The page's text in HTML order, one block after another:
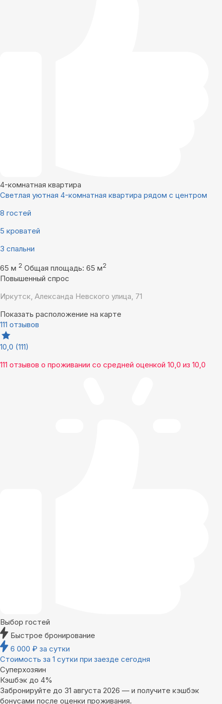
4-комнатная квартира
Светлая уютная 4-комнатная квартира рядом с центром
8 гостей
5 кроватей
3 спальни
65 м 2 Общая площадь: 65 м2
Повышенный спрос
Иркутск, Александа Невского улица, 71
Показать расположение на карте
111 отзывов
10,0 (111)
111 отзывов о проживании со средней оценкой 10,0 из 10,0
Выбор гостей
Быстрое бронирование
6 000 ₽ за сутки
Стоимость за 1 сутки при заезде сегодня
Суперхозяин
Кэшбэк до 4%
Забронируйте до 31 августа 2026 — и получите кэшбэк
бонусами после оценки проживания.